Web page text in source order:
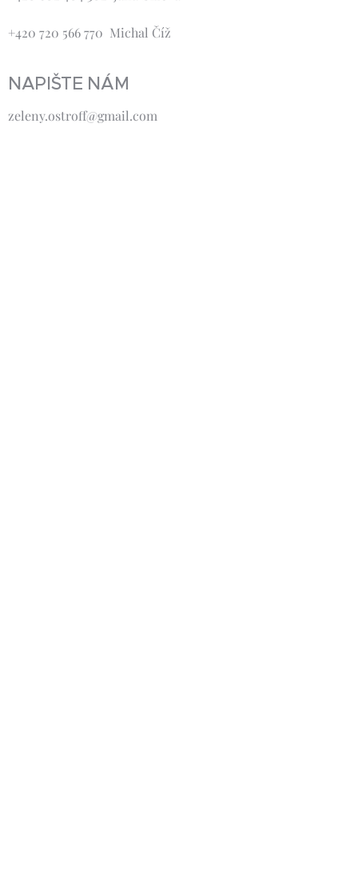
+420 720 566 770 Michal Číž
NAPIŠTE NÁM
zeleny.ostroff@gmail.com